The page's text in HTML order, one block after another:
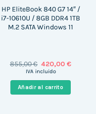
HP EliteBook 840 G7 14″ /
i7-10610U / 8GB DDR4 1TB
M.2 SATA Windows 11
855,00€ El
precio
era:
855,00 €.
420,00€El
IVA incluido
Añadir al carrito